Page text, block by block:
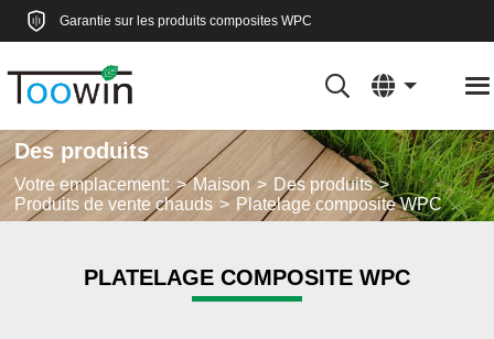
Garantie sur les produits composites WPC
Des produits
Votre emplacement: Maison
Des produits
Produits de vente chauds
Platelage composite WPC
PLATELAGE COMPOSITE WPC